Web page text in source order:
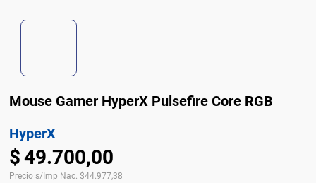
Mouse Gamer HyperX Pulsefire Core RGB
HyperX
$49.700,00
Precio s/Imp Nac. $44.977,38